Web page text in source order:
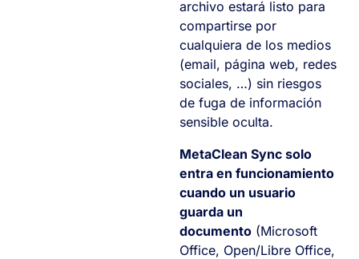
archivo estará listo para
compartirse por
cualquiera de los medios
(email, página web, redes
sociales, …) sin riesgos
de fuga de información
sensible oculta.
MetaClean Sync solo
entra en funcionamiento
cuando un usuario
guarda un
documento (Microsoft
Office, Open/Libre Office,